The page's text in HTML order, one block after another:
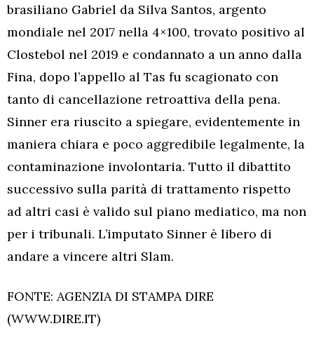
brasiliano Gabriel da Silva Santos, argento
mondiale nel 2017 nella 4×100, trovato positivo al
Clostebol nel 2019 e condannato a un anno dalla
Fina, dopo l’appello al Tas fu scagionato con
tanto di cancellazione retroattiva della pena.
Sinner era riuscito a spiegare, evidentemente in
maniera chiara e poco aggredibile legalmente, la
contaminazione involontaria. Tutto il dibattito
successivo sulla parità di trattamento rispetto
ad altri casi è valido sul piano mediatico, ma non
per i tribunali. L’imputato Sinner è libero di
andare a vincere altri Slam.
FONTE: AGENZIA DI STAMPA DIRE
(WWW.DIRE.IT)